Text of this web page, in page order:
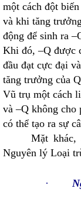
một cách đột
và khi tăng
động để sinh ra
Khi đó, –Q được
đầu đạt cực đại
tăng trưởng của
Vũ trụ một cách
và –Q không cho
có thể tạo ra sự
Mặt khác,
Nguyên lý Loại
·